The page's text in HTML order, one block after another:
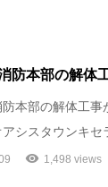
防本部の解体
防本部の解体工
シスタウンキセ
1,498 views